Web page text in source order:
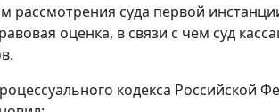
суда первой
оценка, в связи с чем суд
кодекса Российской